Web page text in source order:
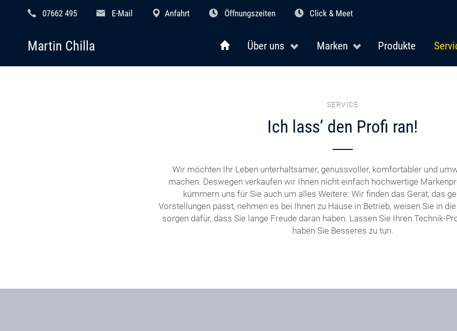
07662 495 E-Mail Anfahrt Öffnungszeiten Click & Meet
Über uns Marken Produkte
Martin Chilla
SERVICE
Ich lass‘ den Profi ran!
Wir möchten Ihr Leben unterhaltsamer, genussvoller, komfortabler und
machen. Deswegen verkaufen wir Ihnen nicht einfach hochwertige
kümmern uns für Sie auch um alles Weitere: Wir finden das Gerät, das
Vorstellungen passt, nehmen es bei Ihnen zu Hause in Betrieb, weisen Sie in
sorgen dafür, dass Sie lange Freude daran haben. Lassen Sie Ihren Technik-
haben Sie Besseres zu tun.